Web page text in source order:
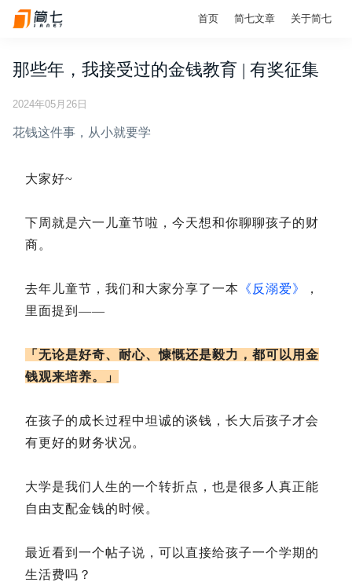
首页 简七文章 关于简七
那些年，我接受过的金钱教育 | 有奖征集
2024年05月26日
花钱这件事，从小就要学
大家好~
下周就是六一儿童节啦，今天想和你聊聊孩子的财
商。
去年儿童节，我们和大家分享了一本 《反溺爱》
，
里面提到——
「无论是好奇、耐心、慷慨还是毅力，都可以用金
钱观来培养。」
在孩子的成长过程中坦诚的谈钱，长大后孩子才会
有更好的财务状况。
大学是我们人生的一个转折点，也是很多人真正能
自由支配金钱的时候。
最近看到一个帖子说，可以直接给孩子一个学期的
生活费吗？